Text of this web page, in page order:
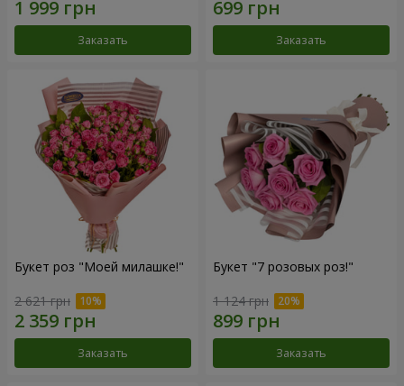
Заказать Заказать
Букет роз "Моей милашке!"
2 621 грн
Заказать
Букет "7 розовых роз!"
1 124 грн
Заказать